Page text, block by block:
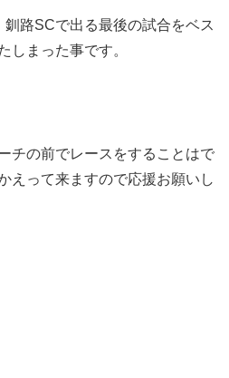
路SCで出る最後の試合をベス
しまった事です。
チの前でレースをすることはで
えって来ますので応援お願いし